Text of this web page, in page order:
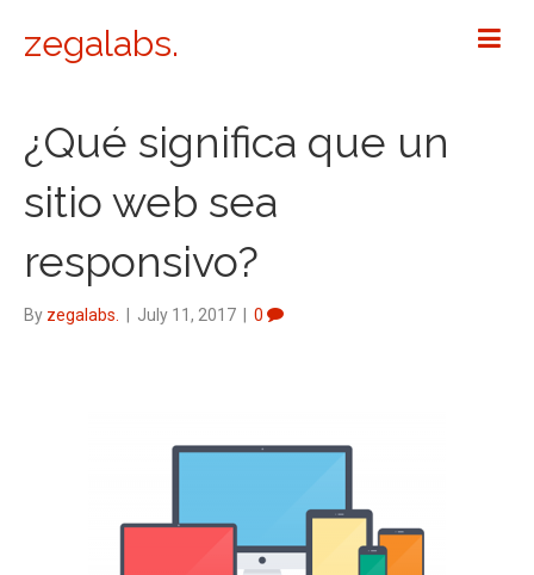
zegalabs.
¿Qué significa que un
sitio web sea
responsivo?
By zegalabs. July 11, 2017 0